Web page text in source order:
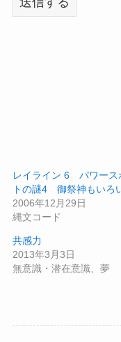
レイライン 6 パワース
トの謎4 御祭神もいろ
2006年12月29日
縄文コード
共感力
2013年3月3日
無意識・潜在意識、夢